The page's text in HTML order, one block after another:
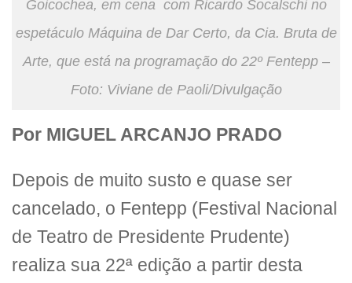
Goicochea, em cena com Ricardo Socalschi no
espetáculo Máquina de Dar Certo, da Cia. Bruta de
Arte, que está na programação do 22º Fentepp –
Foto: Viviane de Paoli/Divulgação
Por MIGUEL ARCANJO PRADO
Depois de muito susto e quase ser
cancelado, o Fentepp (Festival Nacional
de Teatro de Presidente Prudente)
realiza sua 22ª edição a partir desta